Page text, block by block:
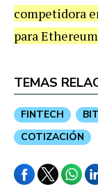
competidora
para
TEMAS
FINTECH
COTIZACIÓN